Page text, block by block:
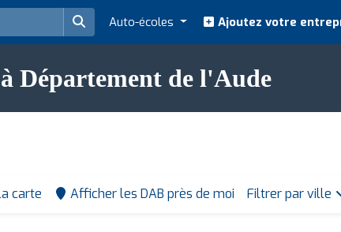
Auto-écoles Ajoutez votre
Département de l'Aude
carte Afficher les DAB près de moi Filtrer par ville